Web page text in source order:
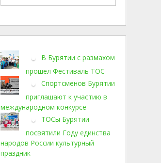
В Бурятии с размахом
прошел Фестиваль ТОС
Спортсменов Бурятии
приглашают к участию в
международном конкурсе
ТОСы Бурятии
посвятили Году единства
народов России культурный
праздник